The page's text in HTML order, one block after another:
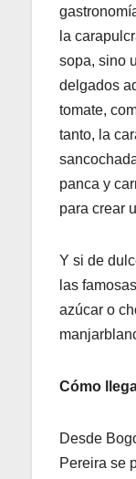
la
sopa, sino
delgados
tomate,
tanto, la
panca y
para crear
Y si de
las
azúcar o
Cómo
Desde
Pereira se